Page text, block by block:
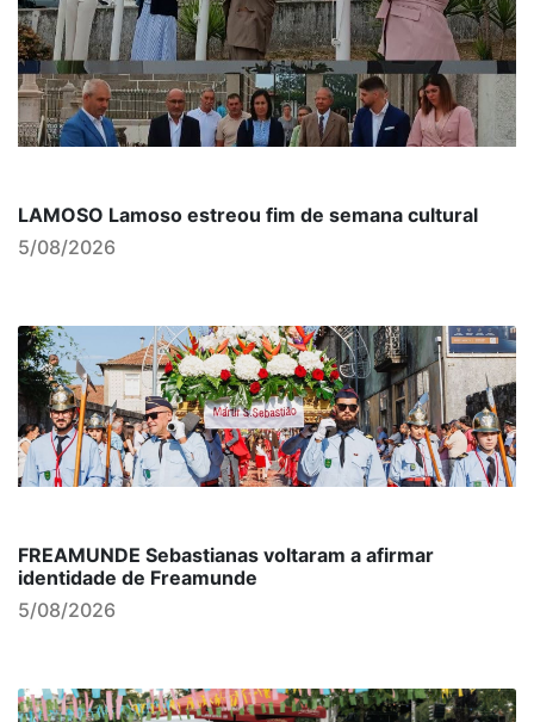
LAMOSO Lamoso estreou fim de semana cultural
5/08/2026
FREAMUNDE Sebastianas voltaram a afirmar
identidade de Freamunde
5/08/2026